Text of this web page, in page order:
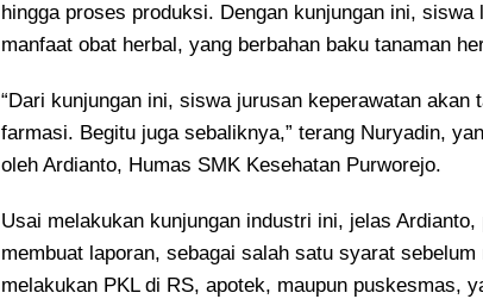
hingga proses produksi. Dengan kunjungan ini, siswa
manfaat obat herbal, yang berbahan baku tanaman
“Dari kunjungan ini, siswa jurusan keperawatan akan
farmasi. Begitu juga sebaliknya,” terang Nuryadin,
oleh Ardianto, Humas SMK Kesehatan Purworejo.
Usai melakukan kunjungan industri ini, jelas Ardianto,
membuat laporan, sebagai salah satu syarat sebelum
melakukan PKL di RS, apotek, maupun puskesmas,